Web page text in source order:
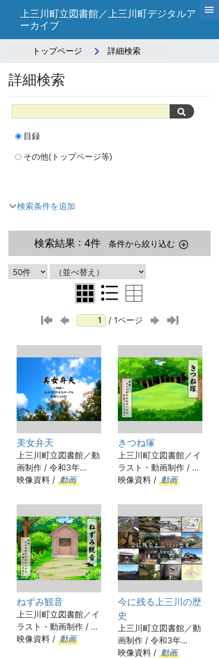
上三川町立図書館／上三川町デジタルア
ーカイブ
トップページ 詳細検索
詳細検索
目録
その他(トップページ等)
検索条件を追加
検索結果 : 4件
/ 1ページ
美女弁天
上三川町立図書館／動
画制作 / 令和3年
（2021）
映像資料 / 動画
きつね塚
上三川町立図書館／イ
ラスト・動画制作 / 令
和3年（2021）
映像資料 / 動画
ねずみ観音
上三川町立図書館／イ
ラスト・動画制作 / 令
和3年（2021）
映像資料 / 動画
今に残る上三川の歴
史
上三川町立図書館／動
画制作 / 令和3年
（2021）
映像資料 / 動画